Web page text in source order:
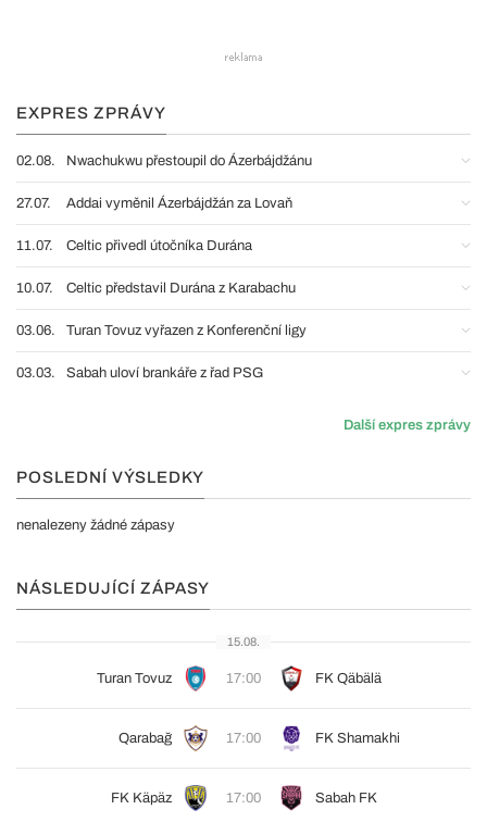
EXPRES ZPRÁVY
02.08. Nwachukwu přestoupil do Ázerbájdžánu
27.07. Addai vyměnil Ázerbájdžán za Lovaň
11.07. Celtic přivedl útočníka Durána
10.07. Celtic představil Durána z Karabachu
03.06. Turan Tovuz vyřazen z Konferenční ligy
03.03. Sabah uloví brankáře z řad PSG
Další expres zprávy
POSLEDNÍ VÝSLEDKY
nenalezeny žádné zápasy
NÁSLEDUJÍCÍ ZÁPASY
15.08.
Turan Tovuz 17:00 FK Qäbälä
Qarabağ 17:00 FK Shamakhi
FK Käpäz 17:00 Sabah FK